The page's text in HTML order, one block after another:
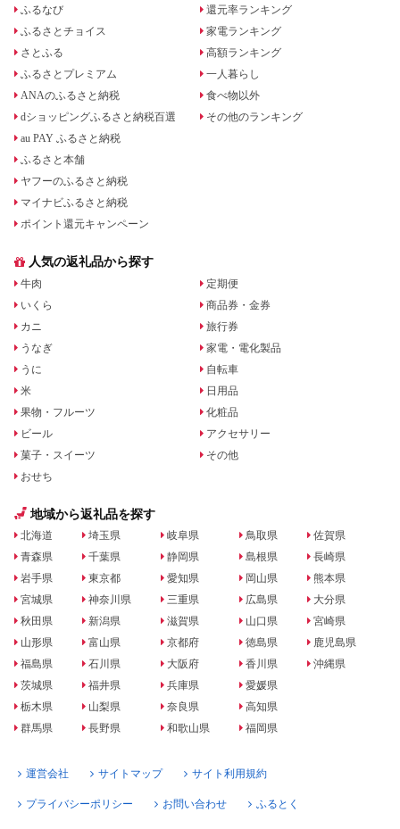
ふるなび
ふるさとチョイス
さとふる
ふるさとプレミアム
ANAのふるさと納税
dショッピングふるさと納税百選
au PAY ふるさと納税
ふるさと本舗
ヤフーのふるさと納税
マイナビふるさと納税
ポイント還元キャンペーン
還元率ランキング
家電ランキング
高額ランキング
一人暮らし
食べ物以外
その他のランキング
人気の返礼品から探す
牛肉
いくら
カニ
うなぎ
うに
米
果物・フルーツ
ビール
菓子・スイーツ
おせち
定期便
商品券・金券
旅行券
家電・電化製品
自転車
日用品
化粧品
アクセサリー
その他
地域から返礼品を探す
北海道
青森県
岩手県
宮城県
秋田県
山形県
福島県
茨城県
栃木県
群馬県
埼玉県
千葉県
東京都
神奈川県
新潟県
富山県
石川県
福井県
山梨県
長野県
岐阜県
静岡県
愛知県
三重県
滋賀県
京都府
大阪府
兵庫県
奈良県
和歌山県
鳥取県
島根県
岡山県
広島県
山口県
徳島県
香川県
愛媛県
高知県
福岡県
佐賀県
長崎県
熊本県
大分県
宮崎県
鹿児島県
沖縄県
運営会社 サイトマップ サイト利用規約
プライバシーポリシー お問い合わせ ふるとく